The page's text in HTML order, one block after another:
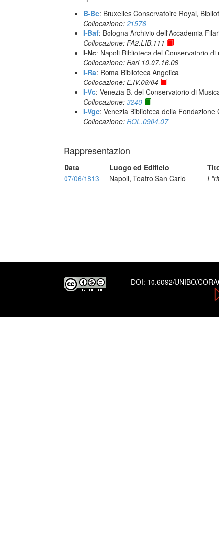
B-Bc: Bruxelles Conservatoire Royal,
Collocazione: 21576
I-Baf: Bologna Archivio dell'Accademia
Collocazione: FA2.LIB.111
I-Nc: Napoli Biblioteca del Conservatorio
Collocazione: Rari 10.07.16.06
I-Ra: Roma Biblioteca Angelica
Collocazione: E.IV.08/04
I-Vc: Venezia B. del Conservatorio di
Collocazione: 3240
I-Vgc: Venezia Biblioteca della Fondazione
Collocazione: ROL.0904.07
Rappresentazioni
Data Luogo ed Edificio
07/06/1813
Napoli, Teatro San Carlo I
DOI: 10.6092/UNIBO/